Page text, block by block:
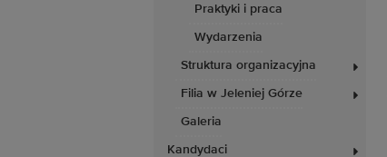
Praktyki i praca
Wydarzenia
Struktura organizacyjna
Filia w Jeleniej Górze
Galeria
Kandydaci